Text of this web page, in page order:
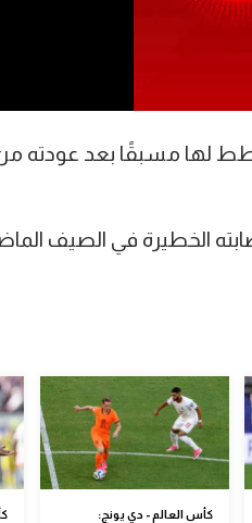
لها مسبقًا بعد عودته
الخطيرة في الصيف
كأس العالم - دي يونج: